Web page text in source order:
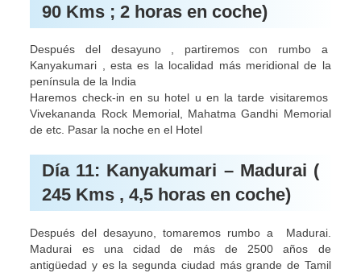
90 Kms ; 2 horas en coche)
Después del desayuno , partiremos con rumbo a
Kanyakumari , esta es la localidad más meridional de la
península de la India
Haremos check-in en su hotel u en la tarde visitaremos
Vivekananda Rock Memorial, Mahatma Gandhi Memorial
de etc. Pasar la noche en el Hotel
Día 11: Kanyakumari – Madurai (
245 Kms , 4,5 horas en coche)
Después del desayuno, tomaremos rumbo a Madurai.
Madurai es una cidad de más de 2500 años de
antigüedad y es la segunda ciudad más grande de Tamil